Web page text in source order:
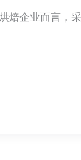
焙企业而言，